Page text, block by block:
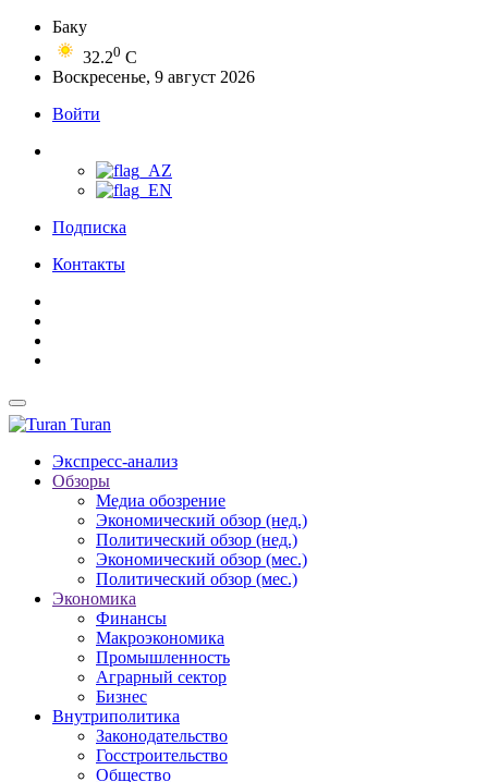
Баку
32.20 C
Воскресенье, 9 август 2026
Войти
Подписка
Контакты
Turan
Экспресс-анализ
Обзоры
Медиа обозрение
Экономический обзор (нед.)
Политический обзор (нед.)
Экономический обзор (мес.)
Политический обзор (мес.)
Экономика
Финансы
Макроэкономика
Промышленность
Аграрный сектор
Бизнес
Внутриполитика
Законодательство
Госстроительство
Общество